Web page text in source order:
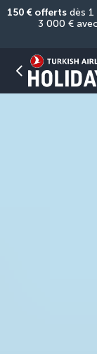
150 € offerts dès
3 000 €